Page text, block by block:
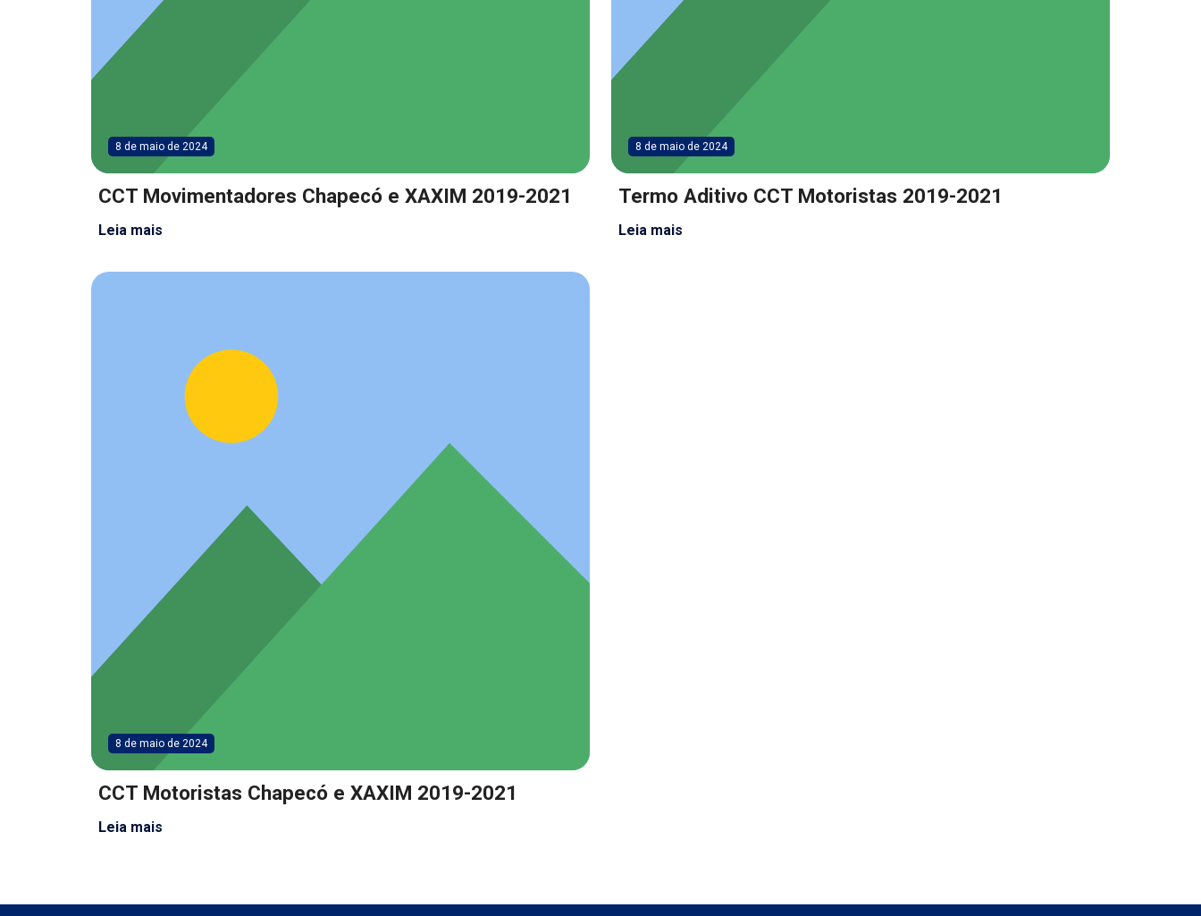
8 de maio de 2024
CCT Movimentadores Chapecó e XAXIM 2019-2021
Leia mais
8 de maio de 2024
Termo Aditivo CCT Motoristas 2019-2021
Leia mais
8 de maio de 2024
CCT Motoristas Chapecó e XAXIM 2019-2021
Leia mais